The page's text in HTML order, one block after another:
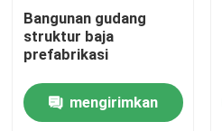
Produk
Tentang Kami
Bangunan gudang
struktur baja
prefabrikasi
mengirimkan